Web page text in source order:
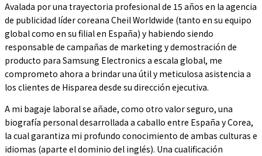
Avalada por una trayectoria profesional de 15 años en la agencia
de publicidad líder coreana Cheil Worldwide (tanto en su equipo
global como en su filial en España) y habiendo siendo
responsable de campañas de marketing y demostración de
producto para Samsung Electronics a escala global, me
comprometo ahora a brindar una útil y meticulosa asistencia a
los clientes de Hisparea desde su dirección ejecutiva.
A mi bagaje laboral se añade, como otro valor seguro, una
biografía personal desarrollada a caballo entre España y Corea,
la cual garantiza mi profundo conocimiento de ambas culturas e
idiomas (aparte el dominio del inglés). Una cualificación